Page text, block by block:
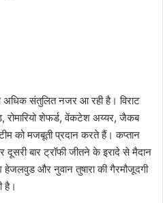
संतुलित नजर आ रही है। विराट
रोमारियो शेफर्ड, वेंकटेश अय्यर, जैकब
को मजबूती प्रदान करते हैं। कप्तान
दूसरी बार ट्रॉफी जीतने के इरादे से मैदान
हेजलवुड और नुवान तुषारा की गैरमौजूदगी
है।